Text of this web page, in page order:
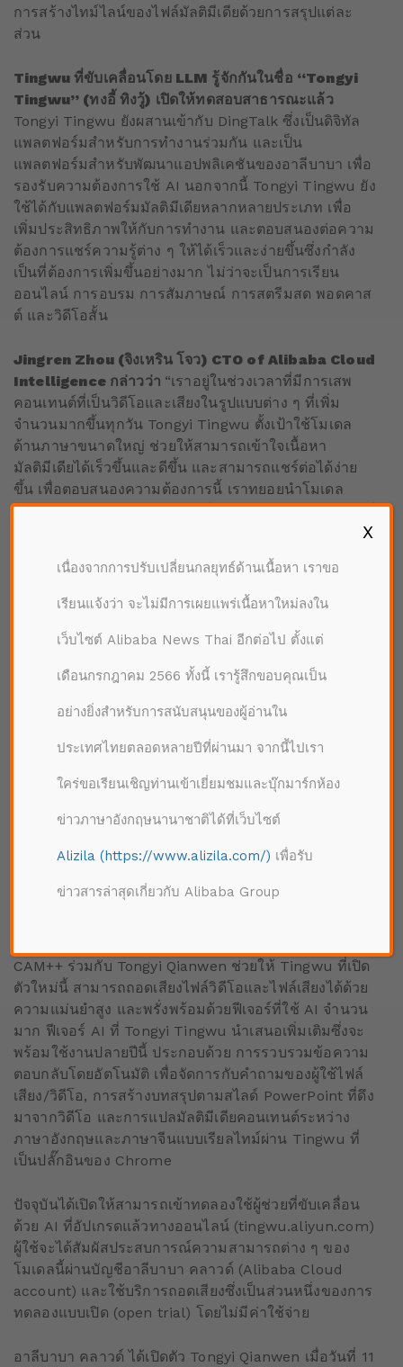
การสร้างไทม์ไลน์ของไฟล์มัลติมีเดียด้วยการสรุปแต่ละ
ส่วน
Tingwu ที่ขับเคลื่อนโดย LLM รู้จักกันในชื่อ “Tongyi
Tingwu” (ทงอี้ ทิงวู้) เปิดให้ทดสอบสาธารณะแล้ว
Tongyi Tingwu ยังผสานเข้ากับ DingTalk ซึ่งเป็นดิจิทัล
แพลตฟอร์มสำหรับการทำงานร่วมกัน และเป็น
แพลตฟอร์มสำหรับพัฒนาแอปพลิเคชันของอาลีบาบา เพื่อ
รองรับความต้องการใช้ AI นอกจากนี้ Tongyi Tingwu ยัง
ใช้ได้กับแพลตฟอร์มมัลติมีเดียหลากหลายประเภท เพื่อ
เพิ่มประสิทธิภาพให้กับการทำงาน และตอบสนองต่อความ
ต้องการแชร์ความรู้ต่าง ๆ ให้ได้เร็วและง่ายขึ้นซึ่งกำลัง
เป็นที่ต้องการเพิ่มขึ้นอย่างมาก ไม่ว่าจะเป็นการเรียน
ออนไลน์ การอบรม การสัมภาษณ์ การสตรีมสด พอดคาส
ต์ และวิดีโอสั้น
Jingren Zhou (จิงเหริน โจว) CTO of Alibaba Cloud
Intelligence กล่าวว่า “เราอยู่ในช่วงเวลาที่มีการเสพ
คอนเทนต์ที่เป็นวิดีโอและเสียงในรูปแบบต่าง ๆ ที่เพิ่ม
จำนวนมากขึ้นทุกวัน Tongyi Tingwu ตั้งเป้าใช้โมเดล
ด้านภาษาขนาดใหญ่ ช่วยให้สามารถเข้าใจเนื้อหา
มัลติมีเดียได้เร็วขึ้นและดีขึ้น และสามารถแชร์ต่อได้ง่าย
ขึ้น เพื่อตอบสนองความต้องการนี้ เราทยอยนำโมเดล
Tongyi Qianwen ไปผสานรวมให้ทำงานร่วมกับผลิตภัณฑ์
สนใจเหล่านี้กับการทำงาน การเรียน การละเล่น และการ
สื่อสารระหว่างกัน”
Alibaba Cloud นำ Tongyi Qianwen ทำงานร่วมกับ Tingwu ซึ่งเป็นผู้ช่วย
การใช้ประโยชน์จากโมเดลด้านเสียงและวิดีโอที่เป็น
กรรมสิทธิ์และพัฒนาโดย DAMO ซึ่งเป็นสถาบันด้านการ
CAM++ ร่วมกับ Tongyi Qianwen ช่วยให้ Tingwu ที่เปิด
ตัวใหม่นี้ สามารถถอดเสียงไฟล์วิดีโอและไฟล์เสียงได้ด้วย
ความแม่นยำสูง และพรั่งพร้อมด้วยฟีเจอร์ที่ใช้ AI จำนวน
มาก ฟีเจอร์ AI ที่ Tongyi Tingwu นำเสนอเพิ่มเติมซึ่งจะ
พร้อมใช้งานปลายปีนี้ ประกอบด้วย การรวบรวมข้อความ
ตอบกลับโดยอัตโนมัติ เพื่อจัดการกับคำถามของผู้ใช้ไฟล์
เสียง/วิดีโอ, การสร้างบทสรุปตามสไลด์ PowerPoint ที่ดึง
มาจากวิดีโอ และการแปลมัลติมีเดียคอนเทนต์ระหว่าง
ภาษาอังกฤษและภาษาจีนแบบเรียลไทม์ผ่าน Tingwu ที่
เป็นปลั๊กอินของ Chrome
ปัจจุบันได้เปิดให้สามารถเข้าทดลองใช้ผู้ช่วยที่ขับเคลื่อน
ด้วย AI ที่อัปเกรดแล้วทางออนไลน์ (tingwu.aliyun.com)
ผู้ใช้จะได้สัมผัสประสบการณ์ความสามารถต่าง ๆ ของ
โมเดลนี้ผ่านบัญชีอาลีบาบา คลาวด์ (Alibaba Cloud
account) และใช้บริการถอดเสียงซึ่งเป็นส่วนหนึ่งของการ
ทดลองแบบเปิด (open trial) โดยไม่มีค่าใช้จ่าย
อาลีบาบา คลาวด์ ได้เปิดตัว Tongyi Qianwen เมื่อวันที่ 11
เนื่องจากการปรับเปลี่ยนกลยุทธ์ด้านเนื้อหา เราขอ
เรียนแจ้งว่า จะไม่มีการเผยแพร่เนื้อหาใหม่ลงใน
เว็บไซต์ Alibaba News Thai อีกต่อไป ตั้งแต่
เดือนกรกฎาคม 2566 ทั้งนี้ เรารู้สึกขอบคุณเป็น
อย่างยิ่งสำหรับการสนับสนุนของผู้อ่านใน
ประเทศไทยตลอดหลายปีที่ผ่านมา จากนี้ไปเรา
ใคร่ขอเรียนเชิญท่านเข้าเยี่ยมชมและบุ๊กมาร์กห้อง
ข่าวภาษาอังกฤษนานาชาติได้ที่เว็บไซต์
Alizila (https://www.alizila.com/) เพื่อรับ
ข่าวสารล่าสุดเกี่ยวกับ Alibaba Group
X